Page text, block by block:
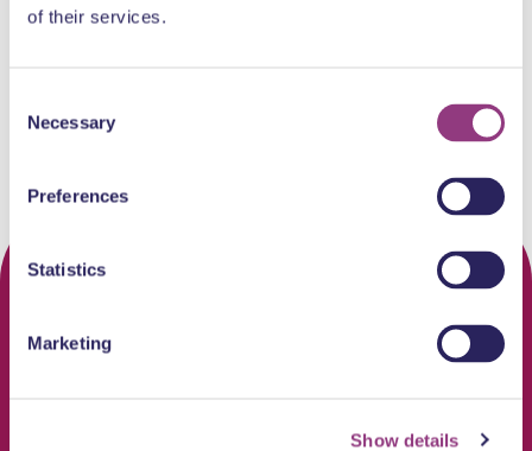
of their services.
Selection
Necessary
Preferences
Statistics
Marketing
Show details
Natuur Wandelingen